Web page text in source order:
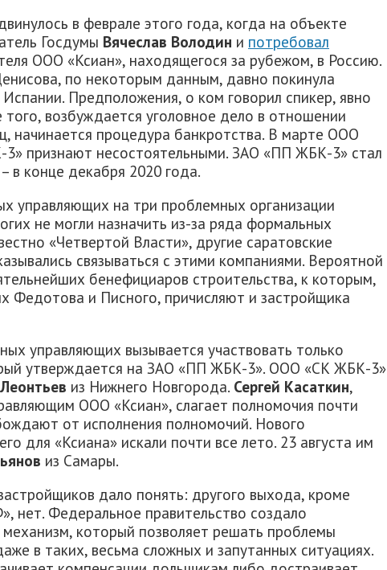
в феврале этого года, когда на объекте
Госдумы Вячеслав Володин и потребовал
ООО «Ксиан», находящегося за рубежом, в Россию.
по некоторым данным, давно покинула
Предположения, о ком говорил спикер, явно
возбуждается уголовное дело в отношении
начинается процедура банкротства. В марте ООО
признают несостоятельными. ЗАО «ПП ЖБК-3» стал
в конце декабря 2020 года.
управляющих на три проблемных организации
не могли назначить из-за ряда формальных
«Четвертой Власти», другие саратовские
связываться с этими компаниями. Вероятной
бенефициаров строительства, к которым,
Федотова и Писного, причисляют и застройщика
управляющих вызывается участвовать только
утверждается на ЗАО «ПП ЖБК-3». ООО «СК ЖБК-3»
из Нижнего Новгорода. Сергей Касаткин,
ООО «Ксиан», слагает полномочия почти
от исполнения полномочий. Нового
для «Ксиана» искали почти все лето. 23 августа им
из Самары.
дало понять: другого выхода, кроме
Федеральное правительство создало
который позволяет решать проблемы
в таких, весьма сложных и запутанных ситуациях.